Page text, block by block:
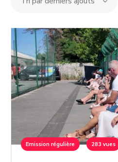
Emission régulière 283 vues